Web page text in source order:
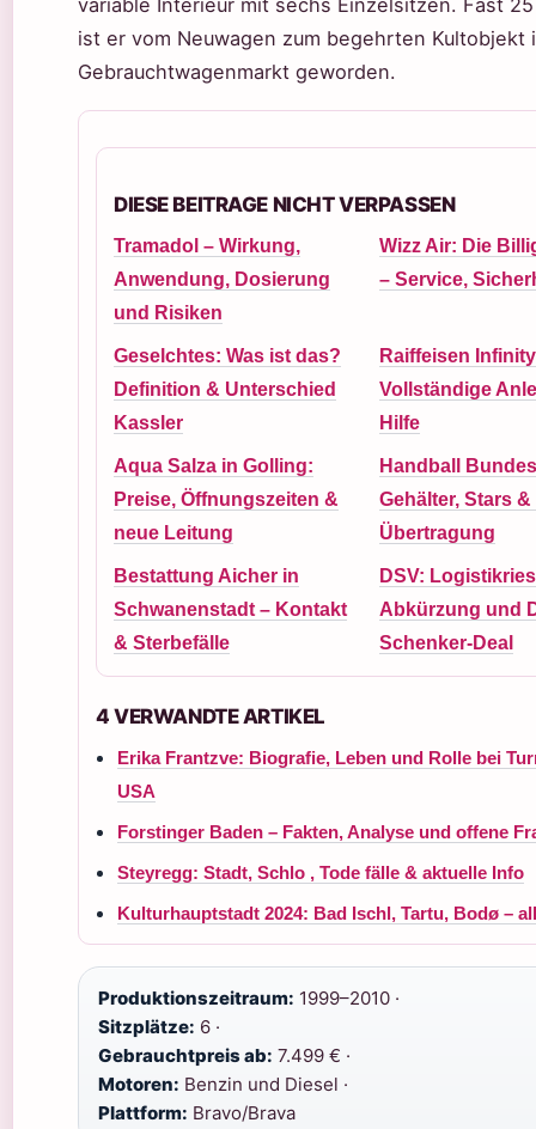
variable Interieur mit sechs Einzelsitzen. Fast
ist er vom Neuwagen zum begehrten Kultobjekt
Gebrauchtwagenmarkt geworden.
DIESE BEITRAGE NICHT VERPASSEN
Tramadol – Wirkung,
Anwendung, Dosierung
und Risiken
Wizz Air: Die
– Service,
Geselchtes: Was ist das?
Definition & Unterschied
Kassler
Raiffeisen
Vollständige
Hilfe
Aqua Salza in Golling:
Preise, Öffnungszeiten &
neue Leitung
Handball
Gehälter, Stars &
Übertragung
Bestattung Aicher in
Schwanenstadt – Kontakt
& Sterbefälle
DSV:
Abkürzung und
Schenker-Deal
4 VERWANDTE ARTIKEL
Erika Frantzve: Biografie, Leben und Rolle bei
USA
Forstinger Baden – Fakten, Analyse und offene
Steyregg: Stadt, Schlo , Tode fälle & aktuelle Info
Kulturhauptstadt 2024: Bad Ischl, Tartu, Bodø –
Produktionszeitraum: 1999–2010 ·
Sitzplätze: 6 ·
Gebrauchtpreis ab: 7.499 € ·
Motoren: Benzin und Diesel ·
Plattform: Bravo/Brava